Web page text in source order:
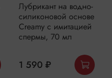
Лубрикант на водно-
силиконовой основе
Creamy с имитацией
спермы, 70 мл
1 590 ₽